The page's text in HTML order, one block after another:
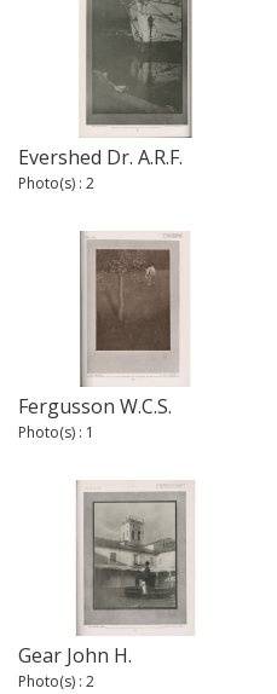
Evershed Dr. A.R.F.
Photo(s) : 2
Fergusson W.C.S.
Photo(s) : 1
Gear John H.
Photo(s) : 2